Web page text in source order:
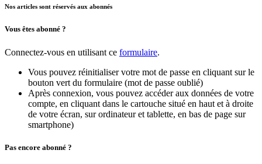
Nos articles sont réservés aux abonnés
Vous êtes abonné ?
Connectez-vous en utilisant ce formulaire.
Vous pouvez réinitialiser votre mot de passe en cliquant sur le
bouton vert du formulaire (mot de passe oublié)
Après connexion, vous pouvez accéder aux données de votre
compte, en cliquant dans le cartouche situé en haut et à droite
de votre écran, sur ordinateur et tablette, en bas de page sur
smartphone)
Pas encore abonné ?